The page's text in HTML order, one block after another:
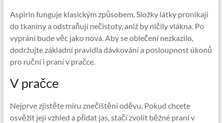
Aspirin funguje klasickým způsobem. Složky látky pronikají
do tkaniny a odstraňují nečistoty, aniž by ničily vlákna. Po
vyprání bude věc jako nová. Aby se oblečení nezkazilo,
dodržujte základní pravidla dávkování a posloupnost úkonů
pro ruční i praní v pračce.
V pračce
Nejprve zjistěte míru znečištění oděvu. Pokud chcete
osvěžit její vzhled a přidat jas, stačí zvolit běžné praní v